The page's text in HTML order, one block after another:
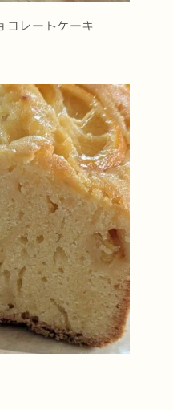
コレートケーキ